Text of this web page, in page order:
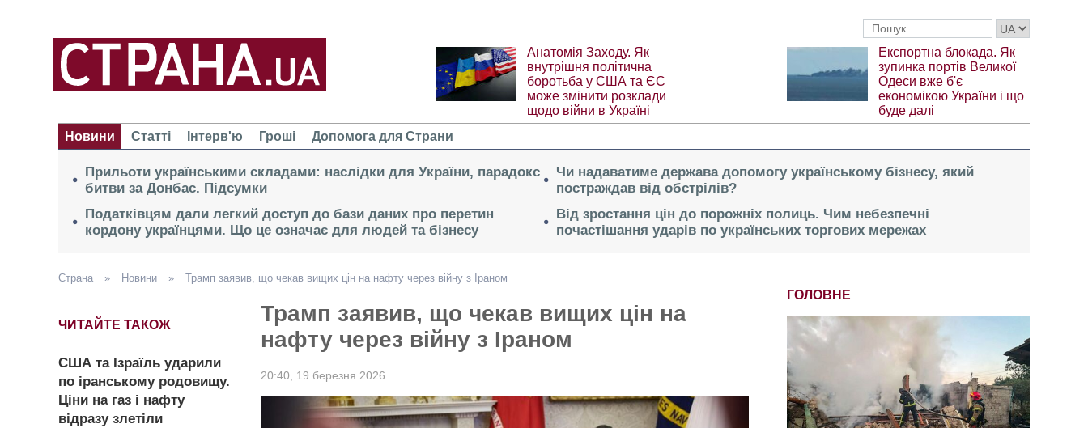
Анатомія Заходу. Як
внутрішня політична
боротьба у США та ЄС
може змінити розклади
щодо війни в Україні
Експортна блокада. Як
зупинка портів Великої
Одеси вже б'є
економікою України і що
буде далі
Новини
Статті Інтерв'ю Гроші Допомога для Страни
Прильоти українськими складами: наслідки для України, парадокс
битви за Донбас. Підсумки
Податківцям дали легкий доступ до бази даних про перетин
кордону українцями. Що це означає для людей та бізнесу
Чи надаватиме держава допомогу українському бізнесу, який
постраждав від обстрілів?
Від зростання цін до порожніх полиць. Чим небезпечні
почастішання ударів по українських торгових мережах
ГОЛОВНЕ
Страна » Новини » Трамп заявив, що чекав вищих цін на нафту через війну з Іраном
ЧИТАЙТЕ ТАКОЖ
США та Ізраїль ударили
по іранському родовищу.
Ціни на газ і нафту
відразу злетіли
Трамп заявив, що чекав вищих цін на
нафту через війну з Іраном
20:40, 19 березня 2026